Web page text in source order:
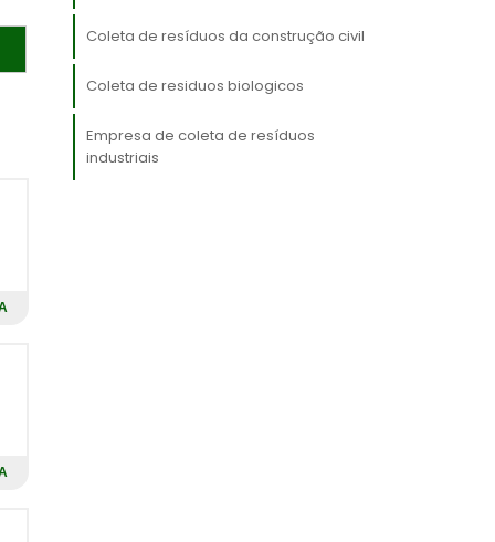
Coleta de resíduos da construção civil
Coleta de residuos biologicos
Empresa de coleta de resíduos
industriais